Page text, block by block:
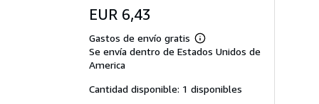
EUR 6,43
Gastos de envío gratis
Más
información
tarifas
de
Se envía dentro de Estados Unidos de
America
Cantidad disponible: 1 disponibles